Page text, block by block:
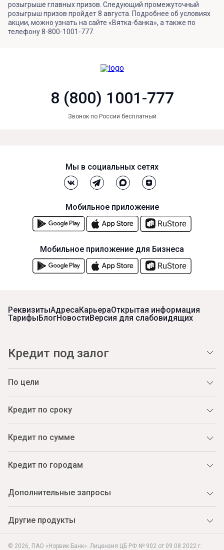
розыгрыше главных призов. Следующий промежуточный
розыгрыш призов пройдет 8 августа. Подробнее об условиях
акции, можно узнать на сайте «Вятка-банка», а также по
телефону 8-800-1001-777.
8 (800) 1001-777
Звонок по России бесплатный
© 2026, ПАО «Норвик Банк». Лицензия ЦБ РФ № 902 от 09.08.2022 г.
РеквизитыАдресаКарьераОткрытая информация
ТарифыБлогНовостиВерсия для слабовидящих
Кредит под залог
По цели
Кредит по сроку
Кредит по сумме
Кредит по городам
Дополнительные запросы
Другие продукты
Мы в социальных сетях
Мобильное приложение
Мобильное приложение для Бизнеса